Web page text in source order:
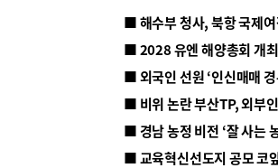
■ 해수부 청사, 북항 국제
■ 2028 유엔 해양총회 개
■ 외국인 선원 ‘인신매매
■ 비위 논란 부산TP, 외부